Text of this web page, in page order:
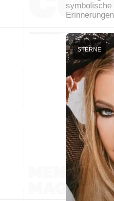
symbolische
STERNE